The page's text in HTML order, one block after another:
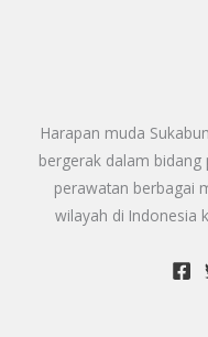
Harapan muda
bergerak dalam
perawatan berbagai
wilayah di Indonesia